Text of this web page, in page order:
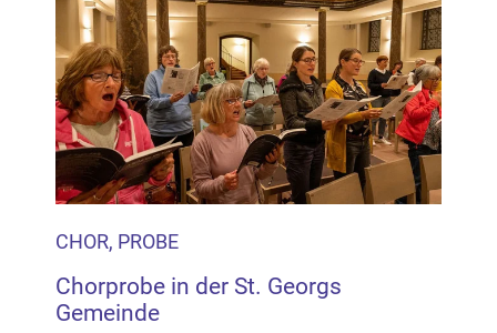
CHOR, PROBE
Chorprobe in der St. Georgs
Gemeinde